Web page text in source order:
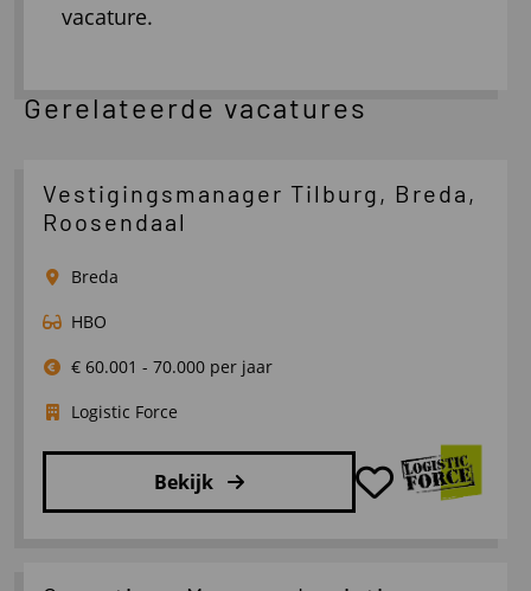
vacature.
Gerelateerde vacatures
Vestigingsmanager Tilburg, Breda,
Roosendaal
Breda
HBO
€ 60.001 - 70.000 per jaar
Logistic Force
Bekijk